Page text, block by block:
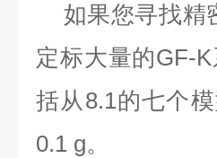
如果您寻找精
定标大量的GF-
括从8.1的七个
0.1 g。